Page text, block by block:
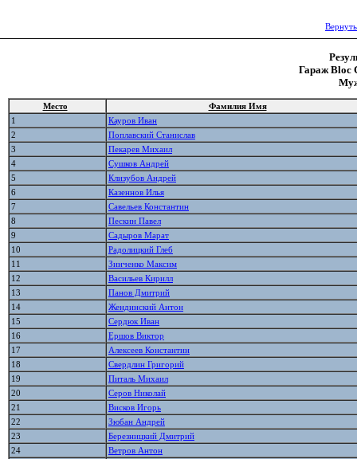
Гараж Bloc
Место
Фамилия Имя
1
Кауров Иван
2
Поплавский Станислав
3
Пекарев Михаил
4
Сушков Андрей
5
Клизубов Андрей
6
Казеннов Илья
7
Савельев Константин
8
Пескин Павел
9
Садыров Марат
10
Радолицкий Глеб
11
Зинченко Максим
12
Васильев Кирилл
13
Панов Дмитрий
14
Жендинский Антон
15
Сердюк Иван
16
Ершов Виктор
17
Алексеев Константин
18
Свердлин Григорий
19
Питаль Михаил
20
Серов Николай
21
Висков Игорь
22
Зюбан Андрей
23
Березницкий Дмитрий
24
Ветров Антон